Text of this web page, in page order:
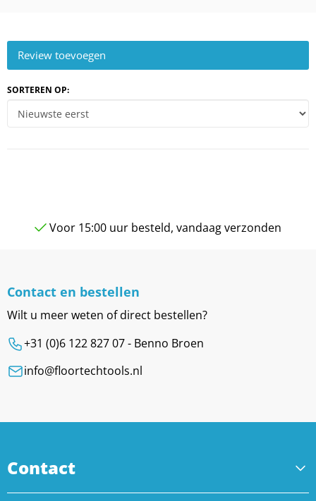
SORTEREN OP:
Review toevoegen
Voor 15:00 uur besteld, vandaag verzonden
Contact en bestellen
Wilt u meer weten of direct bestellen?
+31 (0)6 122 827 07 - Benno Broen
info@floortechtools.nl
Contact